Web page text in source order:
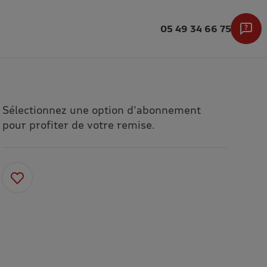
05 49 34 66 75
Sélectionnez une option d'abonnement
pour profiter de votre remise.